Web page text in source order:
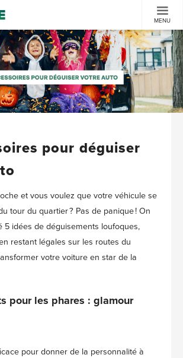
MENU
pour déguiser
et vous voulez que votre véhicule se
tour du quartier ? Pas de panique ! On
5 idées de déguisements loufoques,
restant légales sur les routes du
votre voiture en star de la
pour les phares : glamour
pour donner de la personnalité à